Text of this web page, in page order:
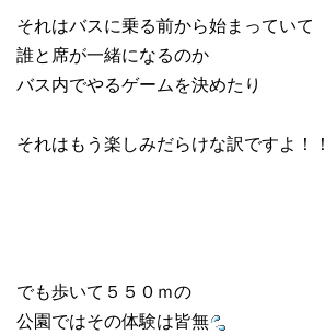
それはバスに乗る前から始まっていて
誰と席が一緒になるのか
バス内でやるゲームを決めたり
それはもう楽しみだらけな訳ですよ！！
でも歩いて５５０ｍの
公園ではその体験は皆無